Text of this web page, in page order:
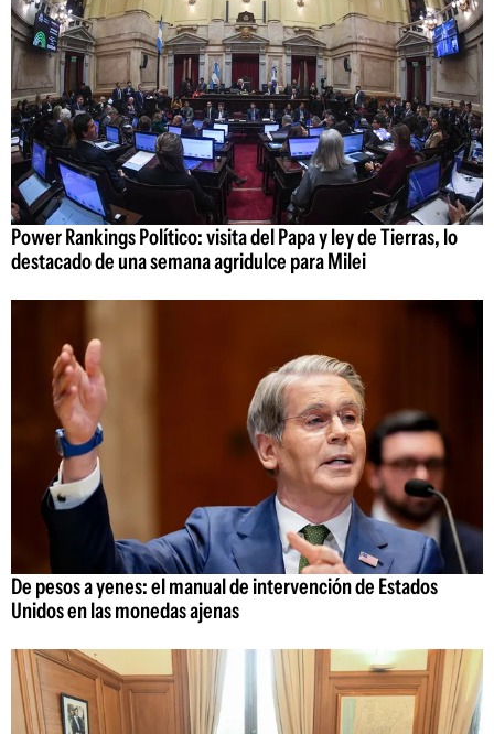
Power Rankings Político: visita del Papa y ley de Tierras, lo
destacado de una semana agridulce para Milei
De pesos a yenes: el manual de intervención de Estados
Unidos en las monedas ajenas